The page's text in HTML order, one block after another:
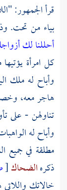
قرأ الجمهور:
بياء من تحت.
أحللنا لك
كل امرأة
وأباح له ملك
هاجر معه،
تناولهن - على
وأباح له
مطلقة في جميع
ذكرهالضحاك[
خالاتك